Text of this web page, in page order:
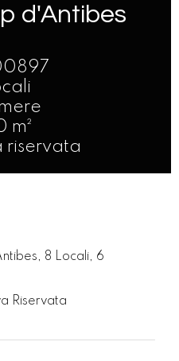
d'Antibes
m²
riservata
8 Locali, 6
Riservata